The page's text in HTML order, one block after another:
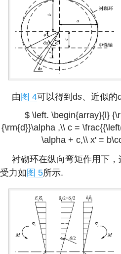
由图 4可以得到ds、近似的
$ \left. \begin{array}{l}
{\rm{d}}\alpha ,\\ c =
\alpha + c,\\ x' =
衬砌环在纵向弯矩作用下
受力如图 5所示.